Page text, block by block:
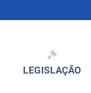
LEGISLAÇÃO